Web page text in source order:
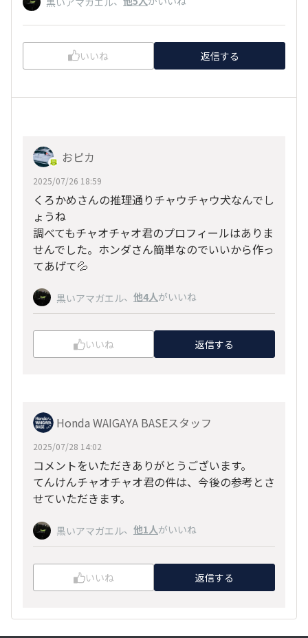
いいね 返信する
おピカ
2025/07/26 18:59
くろかめさんの推理通りチャウチャウ犬なんでし
ょうね
調べてもチャオチャオ君のプロフィールはありま
せんでした。ホンダさん簡単なのでいいから作っ
てあげて💦
黒いアマガエル、 他4人がいいね
いいね 返信する
Honda WAIGAYA BASEスタッフ
2025/07/28 14:02
コメントをいただきありがとうございます。
てんけんチャオチャオ君の件は、今後の参考とさ
せていただきます。
黒いアマガエル、 他1人がいいね
いいね 返信する